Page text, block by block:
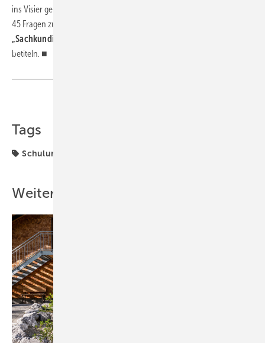
ins Visier genommen. Nach Bestehen der Online-Prüfung, in der
45 Fragen zu beantworten sind, darf der Teilnehmer sich
„Sachkundiger für Wärmepumpensysteme nach VDI 4645“
betiteln. ■
Tags
Schulungen
Weitere Inhalte